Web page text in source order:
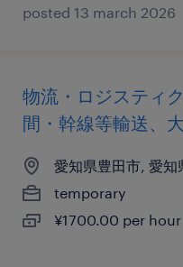
posted 13 march 2026
物流・ロジスティ
間・幹線等輸送、
愛知県豊田市, 愛知
temporary
¥1700.00 per hour